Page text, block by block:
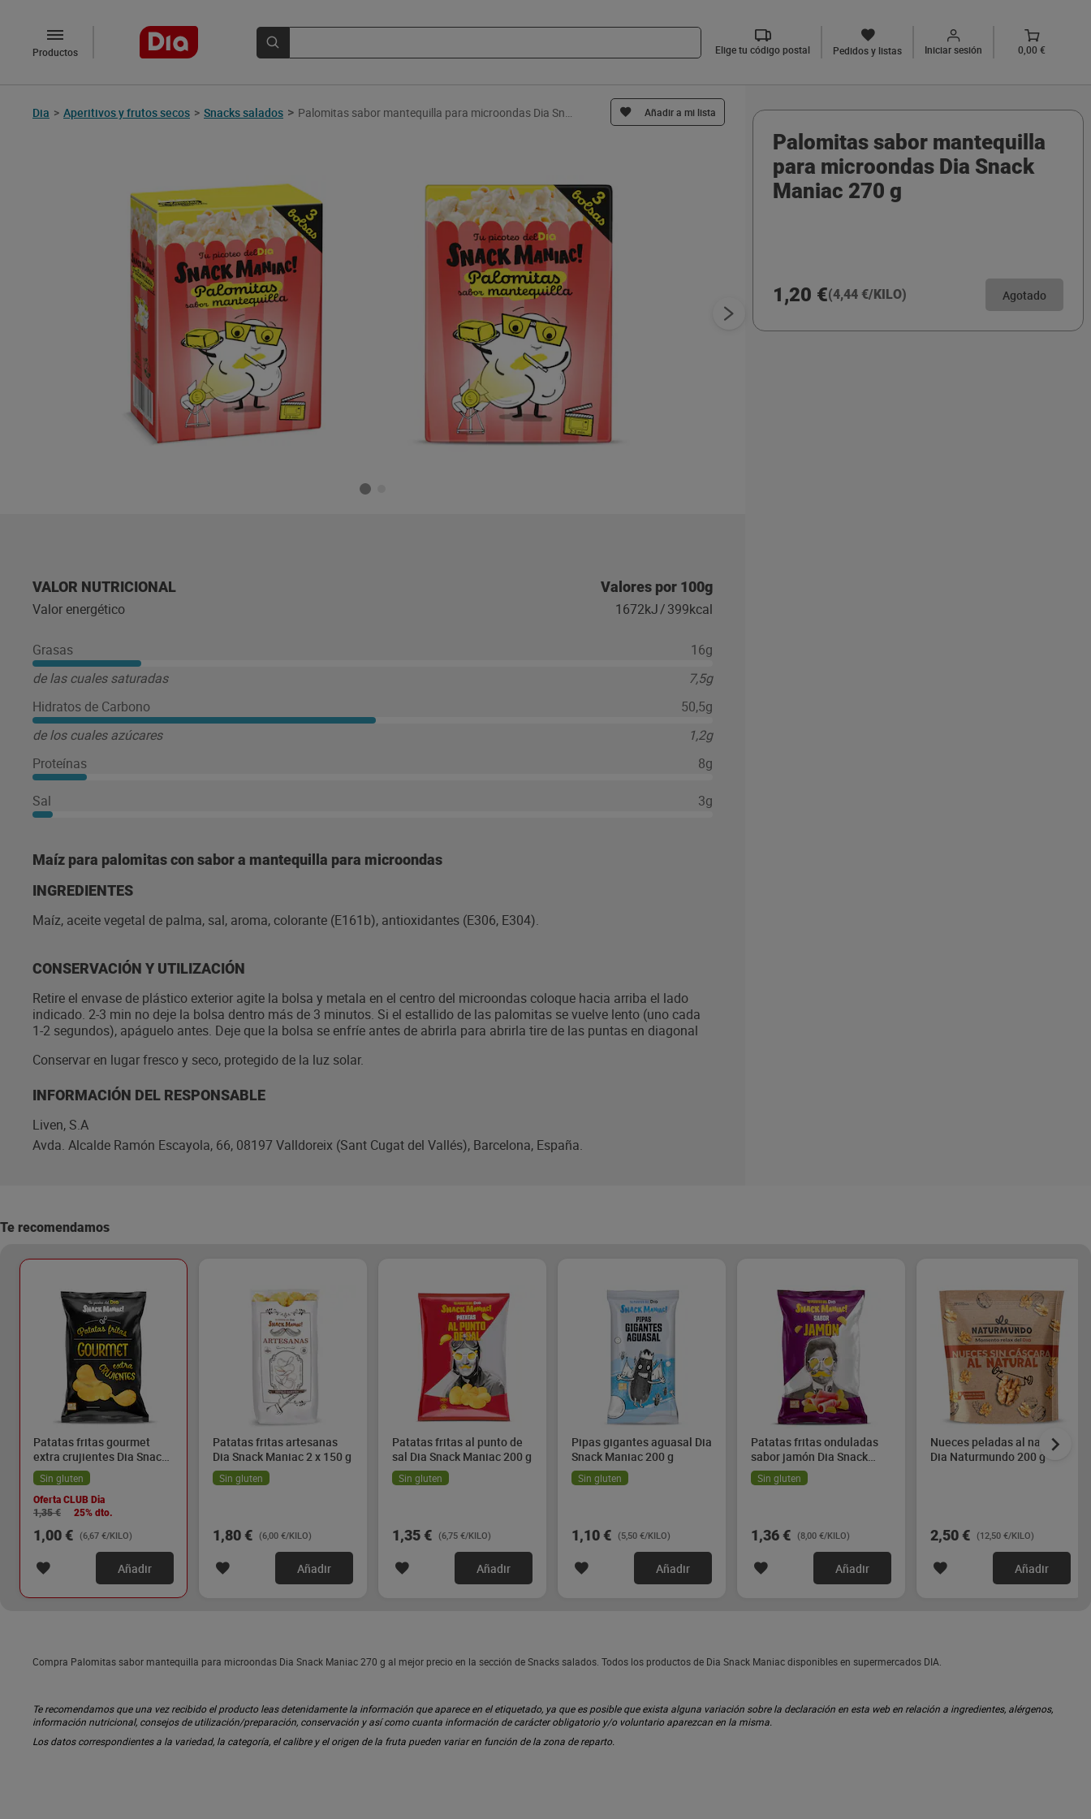
Productos Elige tu código postal Pedidos y listas Iniciar sesión 0,00 €
Dia > Aperitivos y frutos secos > Snacks salados > Añadir a mi lista
VALOR NUTRICIONAL Valores por 100g
Valor energético 1672kJ/399kcal
Grasas
16g
de las cuales saturadas
7,5g
Hidratos de Carbono
50,5g
de los cuales azúcares
1,2g
Proteínas
8g
Sal 3g
Maíz para palomitas con sabor a mantequilla para microondas
INGREDIENTES
Maíz, aceite vegetal de palma, sal, aroma, colorante (E161b), antioxidantes (E306, E304).
CONSERVACIÓN Y UTILIZACIÓN
Retire el envase de plástico exterior agite la bolsa y metala en el centro del microondas coloque hacia arriba el lado
indicado. 2-3 min no deje la bolsa dentro más de 3 minutos. Si el estallido de las palomitas se vuelve lento (uno cada
1-2 segundos), apáguelo antes. Deje que la bolsa se enfríe antes de abrirla para abrirla tire de las puntas en diagonal
Conservar en lugar fresco y seco, protegido de la luz solar.
INFORMACIÓN DEL RESPONSABLE
Liven, S.A
Avda. Alcalde Ramón Escayola, 66, 08197 Valldoreix (Sant Cugat del Vallés), Barcelona, España.
Palomitas sabor mantequilla
para microondas Dia Snack
Maniac 270 g
1,20 €(4,44 €/KILO) Agotado
Te recomendamos
Patatas fritas gourmet
extra crujientes Dia Snack
Maniac 150 g
Sin gluten
Oferta CLUB Dia
1,35 €
25% dto.
1,00 € (6,67 €/KILO)
Añadir
Patatas fritas artesanas
Dia Snack Maniac 2 x 150 g
Sin gluten
1,80 € (6,00 €/KILO)
Añadir
Patatas fritas al punto de
sal Dia Snack Maniac 200 g
Sin gluten
1,35 € (6,75 €/KILO)
Añadir
Pipas gigantes aguasal Dia
Snack Maniac 200 g
Sin gluten
1,10 € (5,50 €/KILO)
Añadir
Patatas fritas onduladas
sabor jamón Dia Snack
Maniac 170 g
Sin gluten
1,36 € (8,00 €/KILO)
Añadir
Nueces peladas al natural
Dia Naturmundo 200 g
2,50 € (12,50 €/KILO)
Añadir
Compra Palomitas sabor mantequilla para microondas Dia Snack Maniac 270 g al mejor precio en la sección de Snacks salados. Todos los productos de Dia Snack Maniac disponibles en supermercados DIA.
Te recomendamos que una vez recibido el producto leas detenidamente la información que aparece en el etiquetado, ya que es posible que exista alguna variación sobre la declaración en esta web en relación a ingredientes, alérgenos,
información nutricional, consejos de utilización/preparación, conservación y así como cuanta información de carácter obligatorio y/o voluntario aparezcan en la misma.
Los datos correspondientes a la variedad, la categoría, el calibre y el origen de la fruta pueden variar en función de la zona de reparto.